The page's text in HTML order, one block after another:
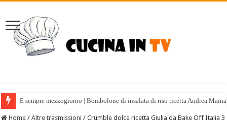
È sempre mezzogiorno | Bombolone di insalata di riso ricetta Andrea
Home / Altre trasmissioni / Crumble dolce ricetta Giulia da Bake Off Italia 3